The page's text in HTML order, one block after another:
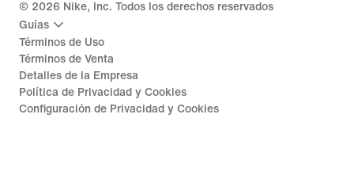
© 2026 Nike, Inc. Todos los derechos reservados
Guías
Términos de Uso
Términos de Venta
Detalles de la Empresa
Política de Privacidad y Cookies
Configuración de Privacidad y Cookies